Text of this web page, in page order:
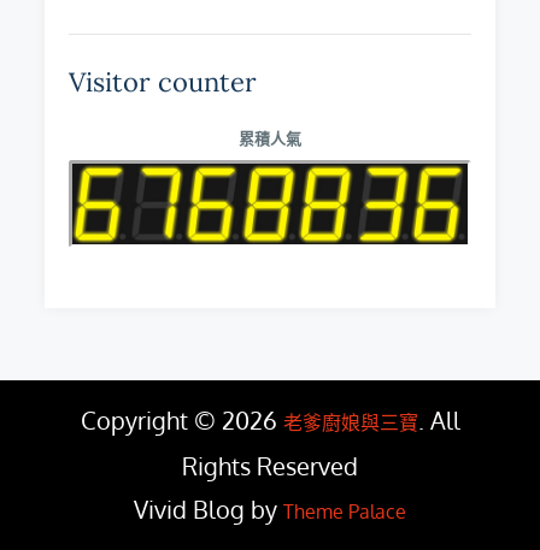
Visitor counter
累積人氣
Copyright © 2026 老爹廚娘與三寶 . All
Rights Reserved
Vivid Blog by Theme Palace